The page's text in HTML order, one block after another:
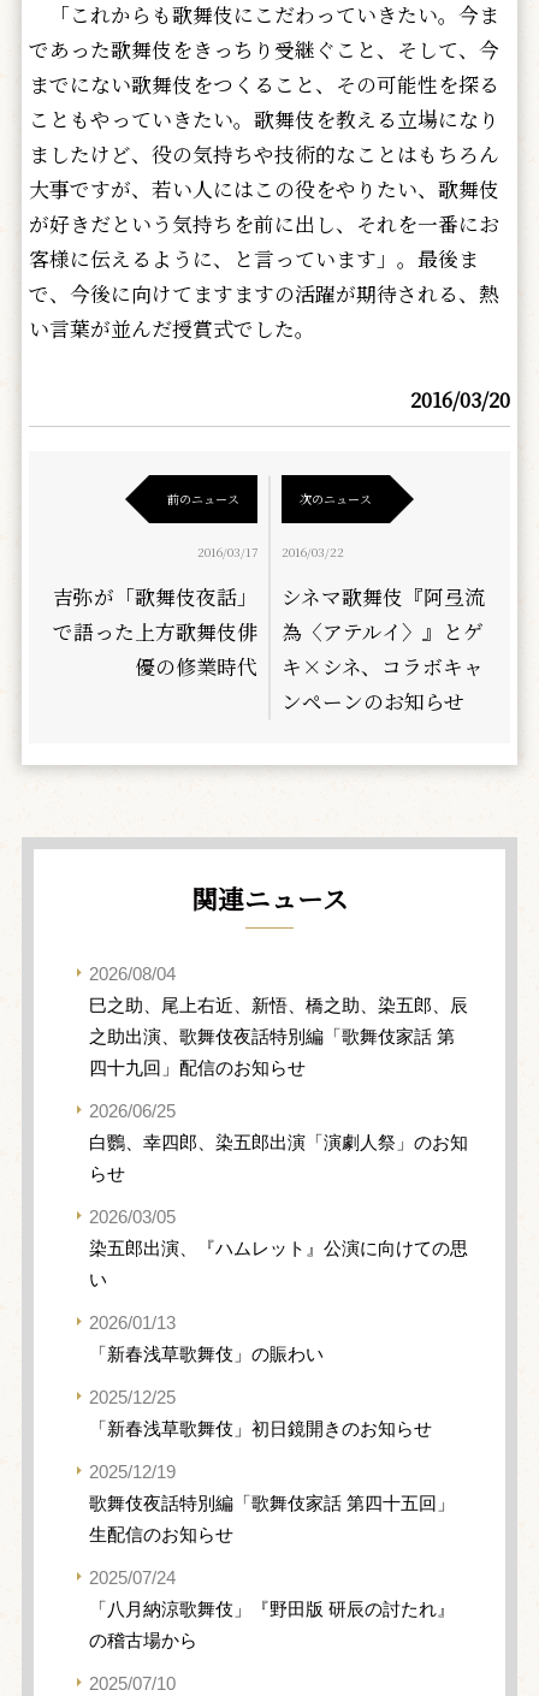
「これからも歌舞伎にこだわっていきたい。今ま
であった歌舞伎をきっちり受継ぐこと、そして、今
までにない歌舞伎をつくること、その可能性を探る
こともやっていきたい。歌舞伎を教える立場になり
ましたけど、役の気持ちや技術的なことはもちろん
大事ですが、若い人にはこの役をやりたい、歌舞伎
が好きだという気持ちを前に出し、それを一番にお
客様に伝えるように、と言っています」。最後ま
で、今後に向けてますますの活躍が期待される、熱
い言葉が並んだ授賞式でした。
2016/03/20
前のニュース
2016/03/17
吉弥が「歌舞伎夜話」
で語った上方歌舞伎俳
優の修業時代
次のニュース
2016/03/22
シネマ歌舞伎『阿弖流
為〈アテルイ〉』とゲ
キ×シネ、コラボキャ
ンペーンのお知らせ
関連ニュース
2026/08/04
巳之助、尾上右近、新悟、橋之助、染五郎、辰
之助出演、歌舞伎夜話特別編「歌舞伎家話 第
四十九回」配信のお知らせ
2026/06/25
白鸚、幸四郎、染五郎出演「演劇人祭」のお知
らせ
2026/03/05
染五郎出演、『ハムレット』公演に向けての思
い
2026/01/13
「新春浅草歌舞伎」の賑わい
2025/12/25
「新春浅草歌舞伎」初日鏡開きのお知らせ
2025/12/19
歌舞伎夜話特別編「歌舞伎家話 第四十五回」
生配信のお知らせ
2025/07/24
「八月納涼歌舞伎」『野田版 研辰の討たれ』
の稽古場から
2025/07/10